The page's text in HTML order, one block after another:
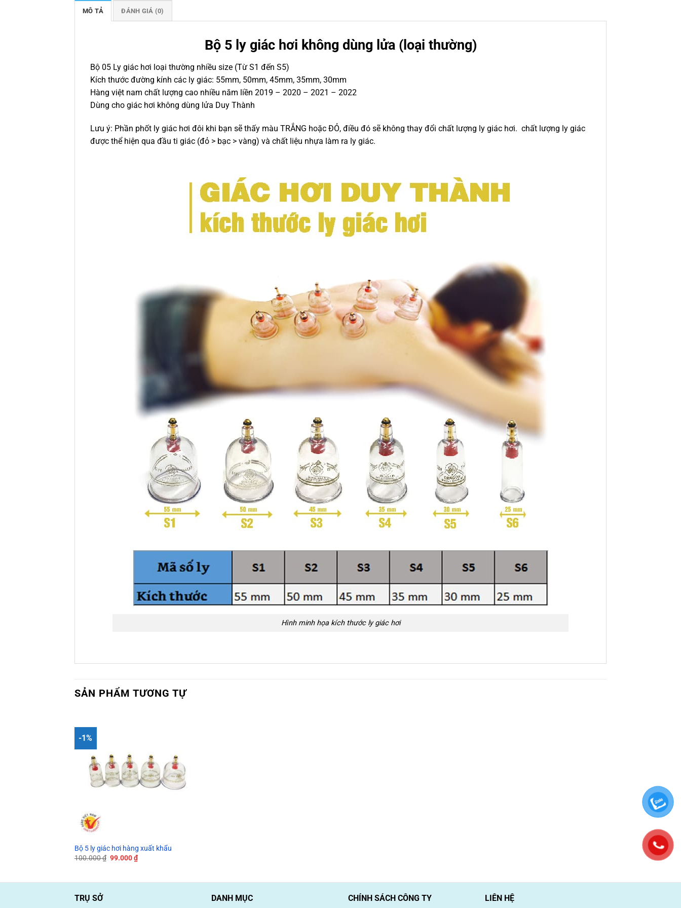
MÔ TẢ ĐÁNH GIÁ (0)
Bộ 5 ly giác hơi không dùng lửa (loại thường)
Bộ 05 Ly giác hơi loại thường nhiều size (Từ S1 đến S5)
Kích thước đường kính các ly giác: 55mm, 50mm, 45mm, 35mm, 30mm
Hàng việt nam chất lượng cao nhiều năm liền 2019 – 2020 – 2021 – 2022
Dùng cho giác hơi không dùng lửa Duy Thành
Lưu ý: Phần phốt ly giác hơi đôi khi bạn sẽ thấy màu TRẮNG hoặc ĐỎ, điều đó sẽ không thay đổi chất lượng ly giác hơi. chất lượng ly giác
được thể hiện qua đầu ti giác (đỏ > bạc > vàng) và chất liệu nhựa làm ra ly giác.
Hình minh họa kích thước ly giác hơi
SẢN PHẨM TƯƠNG TỰ
-1%
Bộ 5 ly giác hơi hàng xuất khẩu
100.000₫ Giá
99.000₫Giá
TRỤ SỞ DANH MỤC CHÍNH SÁCH CÔNG TY LIÊN HỆ